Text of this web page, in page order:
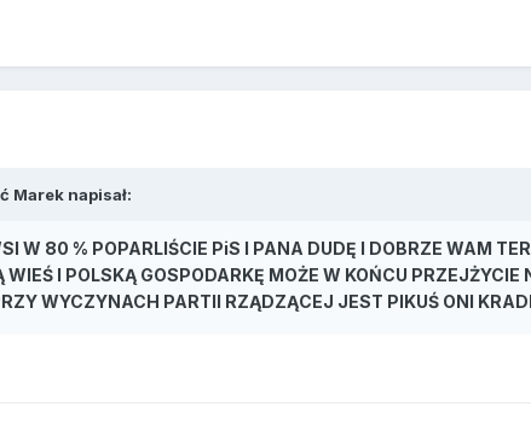
Marek napisał:
W 80 % POPARLIŚCIE PiS I PANA DUDĘ I DOBRZE WAM
I POLSKĄ GOSPODARKĘ MOŻE W KOŃCU
WYCZYNACH PARTII RZĄDZĄCEJ JEST PIKUŚ ONI